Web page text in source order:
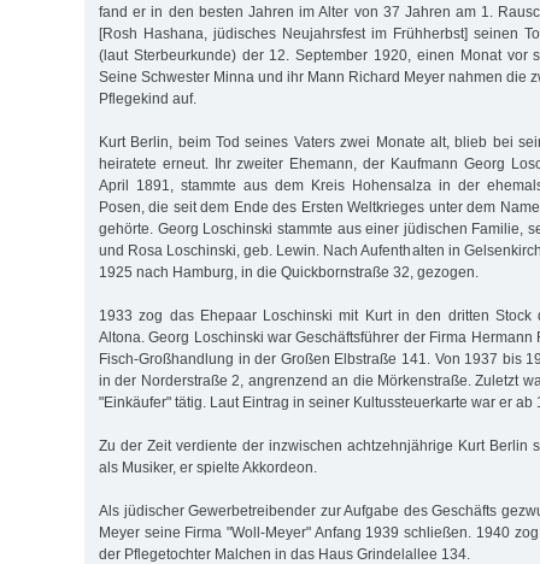
fand er in den besten Jahren im Alter von 37 Jahren am 1.
[Rosh Hashana, jüdisches Neujahrsfest im Frühherbst] seinen
(laut Sterbeurkunde) der 12. September 1920, einen Monat vor
Seine Schwester Minna und ihr Mann Richard Meyer nahmen die
Pflegekind auf.
Kurt Berlin, beim Tod seines Vaters zwei Monate alt, blieb bei
heiratete erneut. Ihr zweiter Ehemann, der Kaufmann Georg
April 1891, stammte aus dem Kreis Hohensalza in der
Posen, die seit dem Ende des Ersten Weltkrieges unter dem
gehörte. Georg Loschinski stammte aus einer jüdischen Familie,
und Rosa Loschinski, geb. Lewin. Nach Aufenthalten in
1925 nach Hamburg, in die Quickbornstraße 32, gezogen.
1933 zog das Ehepaar Loschinski mit Kurt in den dritten Stock
Altona. Georg Loschinski war Geschäftsführer der Firma Hermann
Fisch-Großhandlung in der Großen Elbstraße 141. Von 1937 bis
in der Norderstraße 2, angrenzend an die Mörkenstraße. Zuletzt
"Einkäufer" tätig. Laut Eintrag in seiner Kultussteuerkarte war er ab
Zu der Zeit verdiente der inzwischen achtzehnjährige Kurt Berlin
als Musiker, er spielte Akkordeon.
Als jüdischer Gewerbetreibender zur Aufgabe des Geschäfts
Meyer seine Firma "Woll-Meyer" Anfang 1939 schließen. 1940
der Pflegetochter Malchen in das Haus Grindelallee 134.